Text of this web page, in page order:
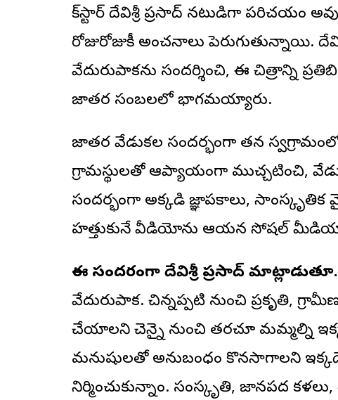
రాక్‌స్టార్ దేవిశ్రీ ప్రసాద్ నటుడిగా పరిచయం
రోజురోజుకీ అంచనాలు పెరుగుతున్నాయి.
వేదురుపాకను సందర్శించి, ఈ చిత్రాన్ని
జాతర సంబరాలలో భాగమయ్యారు.
జాతర వేడుకల సందర్భంగా తన స్వగ్రామంలో
గ్రామస్థులతో ఆప్యాయంగా ముచ్చటించి,
సందర్భంగా అక్కడి జ్ఞాపకాలు, సాంస్కృతిక
హత్తుకునే వీడియోను ఆయన సోషల్
ఈ సందర్భంగా దేవిశ్రీ ప్రసాద్
వేదురుపాక. చిన్నప్పటి నుంచి ప్రకృతి,
చేయాలని చెన్నై నుంచి తరచూ మమ్మల్ని
మనుషులతో అనుబంధం కొనసాగాలని
నిర్మించుకున్నాం. సంస్కృతి, జానపద